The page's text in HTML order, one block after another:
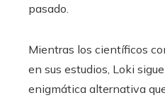
pasado.
Mientras los científicos
en sus estudios, Loki
enigmática alternativa